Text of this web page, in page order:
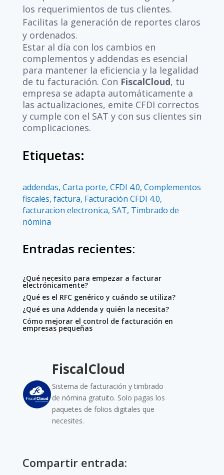
los requerimientos de tus clientes.
Facilitas la generación de reportes claros
y ordenados.
Estar al día con los cambios en
complementos y addendas es esencial
para mantener la eficiencia y la legalidad
de tu facturación. Con FiscalCloud, tu
empresa se adapta automáticamente a
las actualizaciones, emite CFDI correctos
y cumple con el SAT y con sus clientes sin
complicaciones.
Etiquetas:
addendas, Carta porte, CFDI 4.0, Complementos
fiscales, factura, Facturación CFDI 4.0,
facturacion electronica, SAT, Timbrado de
nómina
Entradas recientes:
¿Qué necesito para empezar a facturar
electrónicamente?
¿Qué es el RFC genérico y cuándo se utiliza?
¿Qué es una Addenda y quién la necesita?
Cómo mejorar el control de facturación en
empresas pequeñas
FiscalCloud
Sistema de facturación y timbrado
de nómina gratuito. Solo pagas los
paquetes de folios digitales que
necesites.
Compartir entrada: